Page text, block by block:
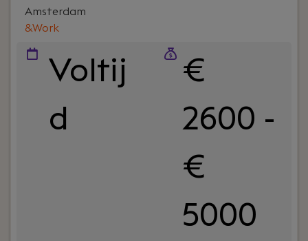
&Work
Amsterdam
Voltij
d
€
2600 -
€
5000